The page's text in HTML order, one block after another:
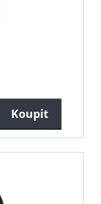
Koupit